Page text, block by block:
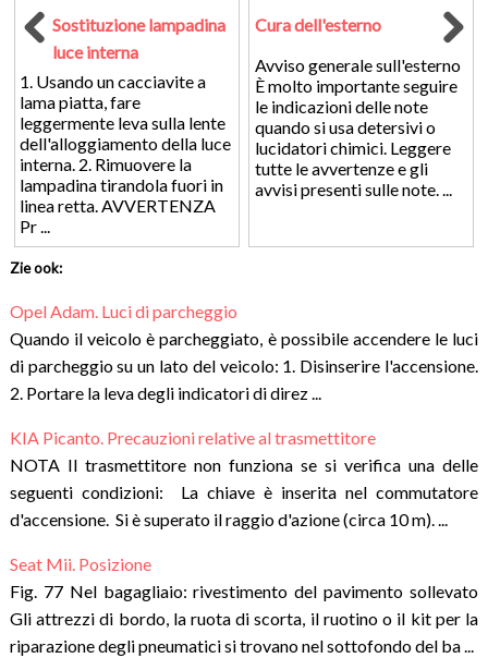
Sostituzione lampadina
luce interna
1. Usando un cacciavite a
lama piatta, fare
leggermente leva sulla lente
dell'alloggiamento della luce
interna. 2. Rimuovere la
lampadina tirandola fuori in
linea retta. AVVERTENZA
Pr ...
Cura dell'esterno
Avviso generale sull'esterno
È molto importante seguire
le indicazioni delle note
quando si usa detersivi o
lucidatori chimici. Leggere
tutte le avvertenze e gli
avvisi presenti sulle note. ...
Zie ook:
Opel Adam. Luci di parcheggio
Quando il veicolo è parcheggiato, è possibile accendere le luci
di parcheggio su un lato del veicolo: 1. Disinserire l'accensione.
2. Portare la leva degli indicatori di direz ...
KIA Picanto. Precauzioni relative al trasmettitore
NOTA Il trasmettitore non funziona se si verifica una delle
seguenti condizioni: La chiave è inserita nel commutatore
d'accensione. Si è superato il raggio d'azione (circa 10 m). ...
Seat Mii. Posizione
Fig. 77 Nel bagagliaio: rivestimento del pavimento sollevato
Gli attrezzi di bordo, la ruota di scorta, il ruotino o il kit per la
riparazione degli pneumatici si trovano nel sottofondo del ba ...